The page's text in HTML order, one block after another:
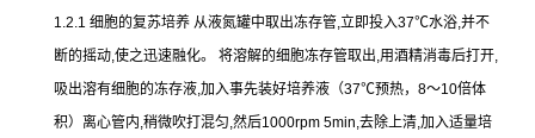
1.2.1 细胞的复苏培养 从液氮罐中取出冻存管,立即投入37℃水浴,并不
断的摇动,使之迅速融化。 将溶解的细胞冻存管取出,用酒精消毒后打开,
吸出溶有细胞的冻存液,加入事先装好培养液（37℃预热， 8～10倍体
积）离心管内,稍微吹打混匀,然后1000rpm 5min,去除上清,加入适量培